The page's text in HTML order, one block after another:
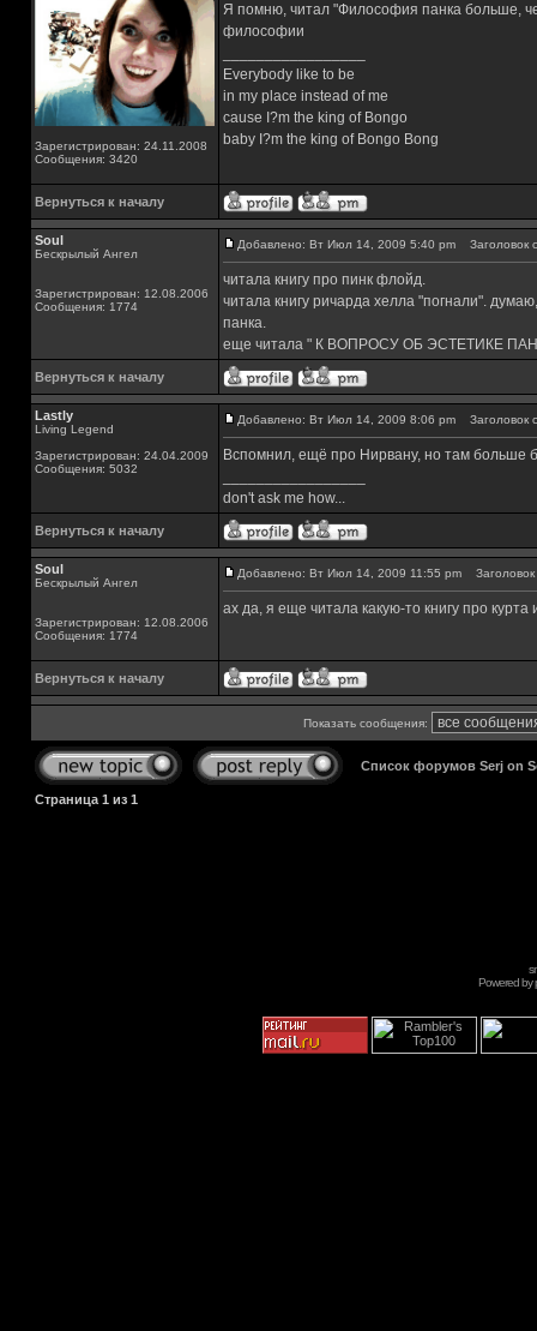
Зарегистрирован: 24.11.2008
Сообщения: 3420
Я помню, читал "Философия панка больше,
философии
Everybody like to be
in my place instead of me
cause I?m the king of Bongo
baby I?m the king of Bongo Bong
Вернуться к началу
Soul
Бескрылый Ангел
Зарегистрирован: 12.08.2006
Сообщения: 1774
Добавлено: Вт Июл 14, 2009 5:40 pm Заголовок
читала книгу про пинк флойд.
читала книгу ричарда хелла "погнали".
панка.
еще читала " К ВОПРОСУ ОБ ЭСТЕТИКЕ
Вернуться к началу
Lastly
Living Legend
Зарегистрирован: 24.04.2009
Сообщения: 5032
Добавлено: Вт Июл 14, 2009 8:06 pm Заголовок
Вспомнил, ещё про Нирвану, но там больше
don't ask me how...
Вернуться к началу
Soul
Бескрылый Ангел
Зарегистрирован: 12.08.2006
Сообщения: 1774
Добавлено: Вт Июл 14, 2009 11:55 pm
ах да, я еще читала какую-то книгу про
Вернуться к началу
Показать сообщения:
Список форумов Serj on
Страница 1 из 1
Powered by